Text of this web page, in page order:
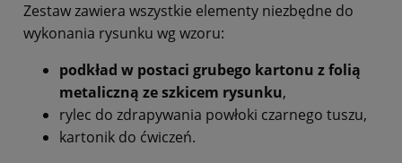
Zestaw zawiera wszystkie elementy niezbędne do
wykonania rysunku wg wzoru:
podkład w postaci grubego kartonu z folią
metaliczną ze szkicem rysunku,
rylec do zdrapywania powłoki czarnego tuszu,
kartonik do ćwiczeń.